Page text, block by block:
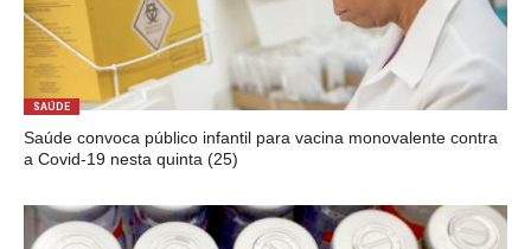
SAÚDE
Saúde convoca público infantil para vacina monovalente contra
a Covid-19 nesta quinta (25)